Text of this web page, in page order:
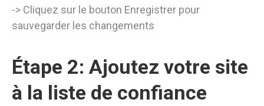
-> Cliquez sur le bouton Enregistrer pour
sauvegarder les changements
Étape 2: Ajoutez votre site
à la liste de confiance